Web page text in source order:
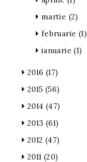
martie (2)
februarie (1)
ianuarie (1)
2016 (17)
2015 (56)
2014 (47)
2013 (61)
2012 (47)
2011 (20)